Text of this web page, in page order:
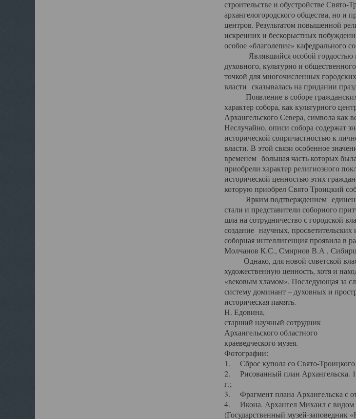
строительстве и обустройстве Свято-
архангелогородского общества, но и
центров. Результатом повышенной
искренних и бескорыстных
особое «благолепие» кафедрального
Являвшийся особой гордостью
духовного, культурно и
точкой для многочисленных
власти сказывалась на придании
Появление в соборе гражданских
характер собора, как культурного
Архангельского Севера, символа как
Неслучайно, описи собора содержат
исторической сопричастностью к
власти. В этой связи особенное
временем большая часть которых
приобрели характер религиозного
исторической ценностью этих
которую приобрел Свято Троицкий
Ярким подтверждением единения
стали и представители соборного
шла на сотрудничество с городской
создание научных,
соборная интеллигенция проявила в
Молчанов К.С., Смирнов В.А ,
Однако, для новой советской
художественную ценность, хотя и
«вековым хламом». Последующая за
систему доминант – духовных и
историческая память.
Н. Едовина,
старший научный сотрудник
Архангельского областного
краеведческого музея.
Фотографии:
1. Сброс купола со Свято-Троицкого
2. Рисованный план Архангельска.
г.;
3. Фрагмент плана Архангельска с
4. Икона. Архангел Михаил с видом
(Государственный музей-заповедник